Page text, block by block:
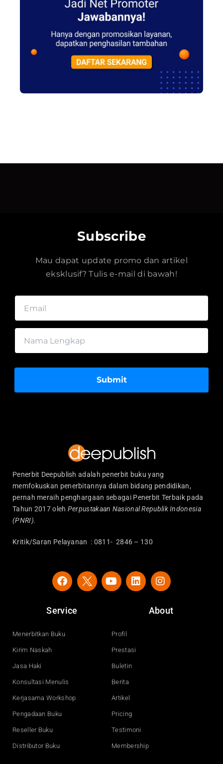
Subscribe
Mau dapat update promo dan artikel
eksklusif? Tulis e-mail di bawah!
Submit
Penerbit Deepublish adalah penerbit buku yang
memfokuskan penerbitannya dalam bidang pendidikan,
pernah meraih penghargaan sebagai Penerbit Terbaik pada
Tahun 2017 oleh Perpustakaan Nasional Republik Indonesia
(PNRI).
Kritik/Saran Pelayanan : 0811- 2846 – 130
F
a
e
b
o
Y
o
e
L
i
n
I
n
t
a
Service
Menerbitkan Buku
Kirim Naskah
Jasa Haki
Konsultasi Menulis
Kerjasama Workshop
Pengadaan Buku
Reseller Buku
Distributor Buku
About
Profil
Prestasi
Buletin
Berita
Artikel
Pricing
Testimoni
Membership